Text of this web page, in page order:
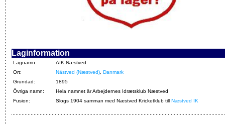
Laginformation
Lagnamn:
AIK Næstved
Ort:
Nästved (Næstved) Danmark
Grundad:
1895
Övriga namn:
Hela namnet är Arbejdernes Idrætsklub Næstved
Fusion:
Slogs 1904 samman med Næstved Kricketklub till Næstved IK